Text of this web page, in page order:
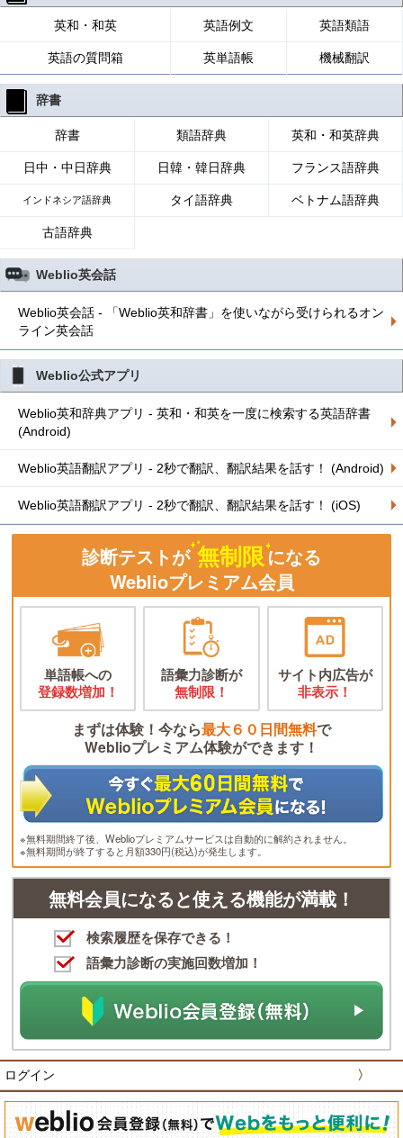
英和・和英 英語例文 英語類語
英語の質問箱 英単語帳 機械翻訳
辞書
辞書 類語辞典 英和・和英辞典
日中・中日辞典 日韓・韓日辞典 フランス語辞典
インドネシア語辞典 タイ語辞典 ベトナム語辞典
古語辞典
Weblio英会話
Weblio英会話 - 「Weblio英和辞書」を使いながら受けられるオン
ライン英会話
Weblio公式アプリ
Weblio英和辞典アプリ - 英和・和英を一度に検索する英語辞書
(Android)
Weblio英語翻訳アプリ - 2秒で翻訳、翻訳結果を話す！ (Android)
Weblio英語翻訳アプリ - 2秒で翻訳、翻訳結果を話す！ (iOS)
診断テストが 無制限になる
Weblioプレミアム会員
単語帳への
登録数増加！
語彙力診断が
無制限！
サイト内広告が
非表示！
まずは体験！今なら最大６０日間無料で
Weblioプレミアム体験ができます！
※無料期間終了後、Weblioプレミアムサービスは自動的に解約されません。
※無料期間が終了すると月額330円(税込)が発生します。
無料会員になると使える機能が満載！
検索履歴を保存できる！
語彙力診断の実施回数増加！
ログイン 〉